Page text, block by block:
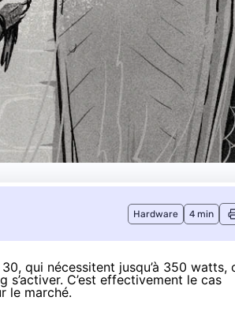
Hardware 4 min
qui nécessitent jusqu’à 350 watts,
C’est effectivement le cas
le marché.